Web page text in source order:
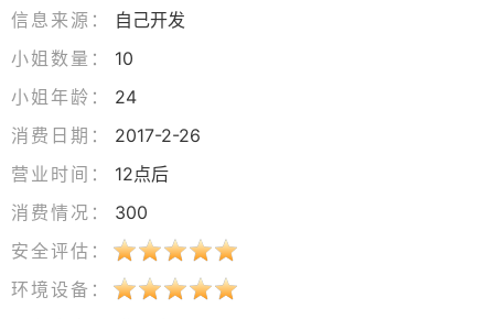
信息来源：
自己开发
小姐数量：
10
小姐年龄：
24
消费日期：
2017-2-26
营业时间：
12点后
消费情况：
300
安全评估：
环境设备：